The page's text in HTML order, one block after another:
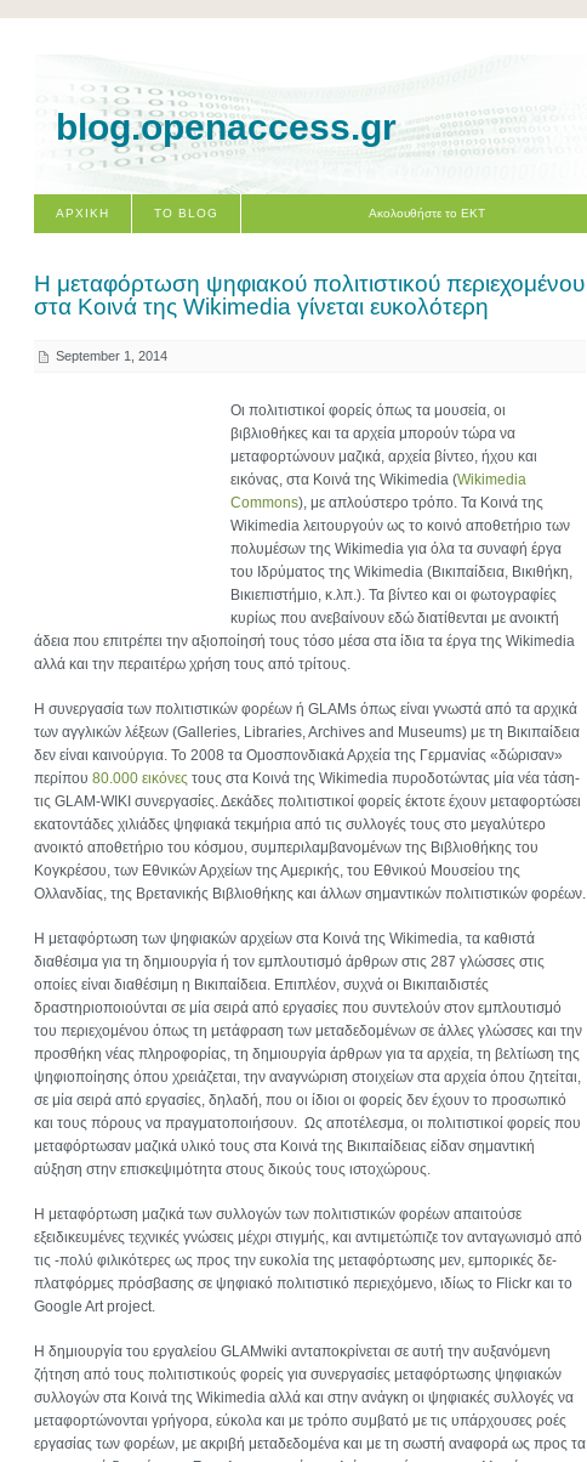
blog.openaccess.gr
ΑΡΧΙΚΗ ΤΟ BLOG Ακολουθήστε το ΕΚΤ
H μεταφόρτωση ψηφιακού πολιτιστικού περιεχομένου
στα Κοινά της Wikimedia γίνεται ευκολότερη
September 1, 2014
Οι πολιτιστικοί φορείς όπως τα μουσεία, οι
βιβλιοθήκες και τα αρχεία μπορούν τώρα να
μεταφορτώνουν μαζικά, αρχεία βίντεο, ήχου και
εικόνας, στα Κοινά της Wikimedia (Wikimedia
Commons), με απλούστερο τρόπο. Τα Κοινά της
Wikimedia λειτουργούν ως το κοινό αποθετήριο των
πολυμέσων της Wikimedia για όλα τα συναφή έργα
του Ιδρύματος της Wikimedia (Βικιπαίδεια, Βικιθήκη,
Βικιεπιστήμιο, κ.λπ.). Τα βίντεο και οι φωτογραφίες
κυρίως που ανεβαίνουν εδώ διατίθενται με ανοικτή
άδεια που επιτρέπει την αξιοποίησή τους τόσο μέσα στα ίδια τα έργα της Wikimedia
αλλά και την περαιτέρω χρήση τους από τρίτους.
Η συνεργασία των πολιτιστικών φορέων ή GLAMs όπως είναι γνωστά από τα αρχικά
των αγγλικών λέξεων (Galleries, Libraries, Archives and Museums) με τη Βικιπαίδεια
δεν είναι καινούργια. Το 2008 τα Ομοσπονδιακά Αρχεία της Γερμανίας «δώρισαν»
περίπου 80.000 εικόνες τους στα Κοινά της Wikimedia πυροδοτώντας μία νέα τάση-
τις GLAM-WIKI συνεργασίες. Δεκάδες πολιτιστικοί φορείς έκτοτε έχουν μεταφορτώσει
εκατοντάδες χιλιάδες ψηφιακά τεκμήρια από τις συλλογές τους στο μεγαλύτερο
ανοικτό αποθετήριο του κόσμου, συμπεριλαμβανομένων της Βιβλιοθήκης του
Κογκρέσου, των Εθνικών Αρχείων της Αμερικής, του Εθνικού Μουσείου της
Ολλανδίας, της Βρετανικής Βιβλιοθήκης και άλλων σημαντικών πολιτιστικών φορέων.
Η μεταφόρτωση των ψηφιακών αρχείων στα Κοινά της Wikimedia, τα καθιστά
διαθέσιμα για τη δημιουργία ή τον εμπλουτισμό άρθρων στις 287 γλώσσες στις
οποίες είναι διαθέσιμη η Βικιπαίδεια. Επιπλέον, συχνά οι Βικιπαιδιστές
δραστηριοποιούνται σε μία σειρά από εργασίες που συντελούν στον εμπλουτισμό
του περιεχομένου όπως τη μετάφραση των μεταδεδομένων σε άλλες γλώσσες και την
προσθήκη νέας πληροφορίας, τη δημιουργία άρθρων για τα αρχεία, τη βελτίωση της
ψηφιοποίησης όπου χρειάζεται, την αναγνώριση στοιχείων στα αρχεία όπου ζητείται,
σε μία σειρά από εργασίες, δηλαδή, που οι ίδιοι οι φορείς δεν έχουν το προσωπικό
και τους πόρους να πραγματοποιήσουν. Ως αποτέλεσμα, οι πολιτιστικοί φορείς που
μεταφόρτωσαν μαζικά υλικό τους στα Κοινά της Βικιπαίδειας είδαν σημαντική
αύξηση στην επισκεψιμότητα στους δικούς τους ιστοχώρους.
Η μεταφόρτωση μαζικά των συλλογών των πολιτιστικών φορέων απαιτούσε
εξειδικευμένες τεχνικές γνώσεις μέχρι στιγμής, και αντιμετώπιζε τον ανταγωνισμό από
τις -πολύ φιλικότερες ως προς την ευκολία της μεταφόρτωσης μεν, εμπορικές δε-
πλατφόρμες πρόσβασης σε ψηφιακό πολιτιστικό περιεχόμενο, ιδίως το Flickr και το
Google Art project.
Η δημιουργία του εργαλείου GLAMwiki ανταποκρίνεται σε αυτή την αυξανόμενη
ζήτηση από τους πολιτιστικούς φορείς για συνεργασίες μεταφόρτωσης ψηφιακών
συλλογών στα Κοινά της Wikimedia αλλά και στην ανάγκη οι ψηφιακές συλλογές να
μεταφορτώνονται γρήγορα, εύκολα και με τρόπο συμβατό με τις υπάρχουσες ροές
εργασίας των φορέων, με ακριβή μεταδεδομένα και με τη σωστή αναφορά ως προς τα